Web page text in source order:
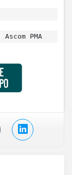
Ascom PMA